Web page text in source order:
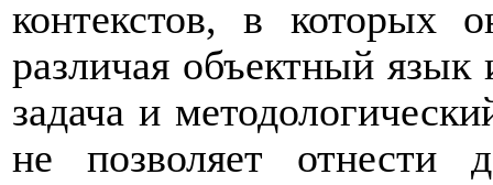
контекстов, в которых
различая объектный
задача и
не позволяет отнести